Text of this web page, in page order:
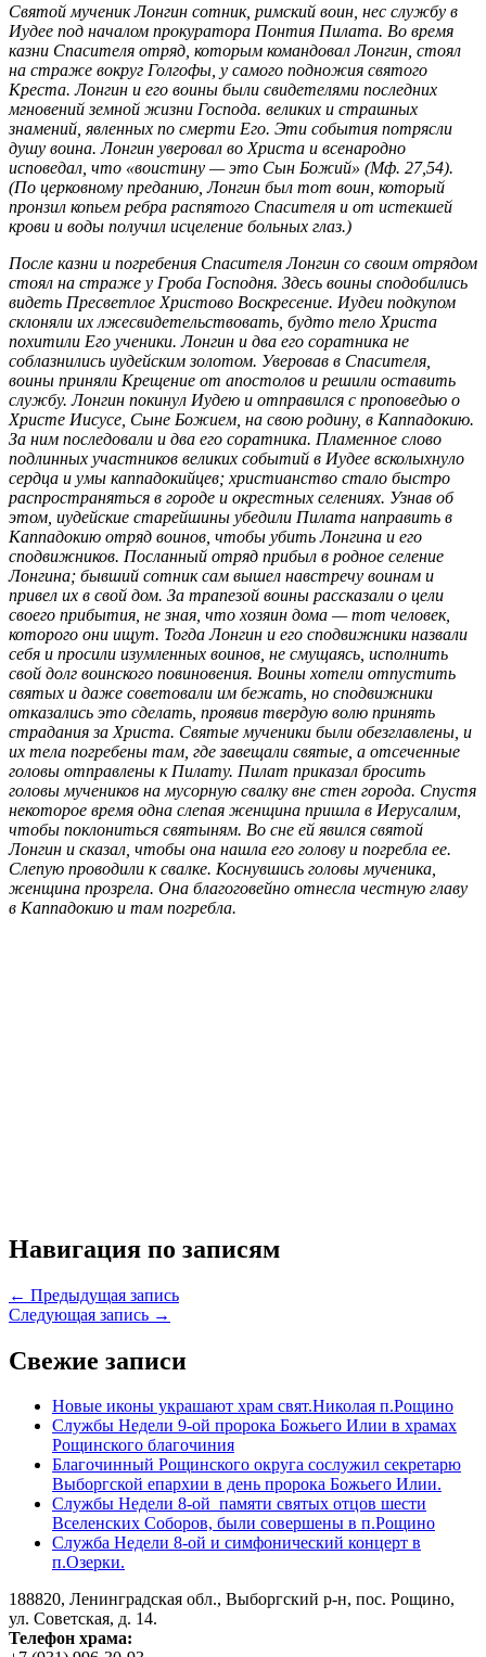
Святой мученик Лонгин сотник, римский воин, нес службу в
Иудее под началом прокуратора Понтия Пилата. Во время
казни Спасителя отряд, которым командовал Лонгин, стоял
на страже вокруг Голгофы, у самого подножия святого
Креста. Лонгин и его воины были свидетелями последних
мгновений земной жизни Господа. великих и страшных
знамений, явленных по смерти Его. Эти события потрясли
душу воина. Лонгин уверовал во Христа и всенародно
исповедал, что «воистину — это Сын Божий» (Мф. 27,54).
(По церковному преданию, Лонгин был тот воин, который
пронзил копьем ребра распятого Спасителя и от истекшей
крови и воды получил исцеление больных глаз.)
После казни и погребения Спасителя Лонгин со своим отрядом
стоял на страже у Гроба Господня. Здесь воины сподобились
видеть Пресветлое Христово Воскресение. Иудеи подкупом
склоняли их лжесвидетельствовать, будто тело Христа
похитили Его ученики. Лонгин и два его соратника не
соблазнились иудейским золотом. Уверовав в Спасителя,
воины приняли Крещение от апостолов и решили оставить
службу. Лонгин покинул Иудею и отправился с проповедью о
Христе Иисусе, Сыне Божием, на свою родину, в Каппадокию.
За ним последовали и два его соратника. Пламенное слово
подлинных участников великих событий в Иудее всколыхнуло
сердца и умы каппадокийцев; христианство стало быстро
распространяться в городе и окрестных селениях. Узнав об
этом, иудейские старейшины убедили Пилата направить в
Каппадокию отряд воинов, чтобы убить Лонгина и его
сподвижников. Посланный отряд прибыл в родное селение
Лонгина; бывший сотник сам вышел навстречу воинам и
привел их в свой дом. За трапезой воины рассказали о цели
своего прибытия, не зная, что хозяин дома — тот человек,
которого они ищут. Тогда Лонгин и его сподвижники назвали
себя и просили изумленных воинов, не смущаясь, исполнить
свой долг воинского повиновения. Воины хотели отпустить
святых и даже советовали им бежать, но сподвижники
отказались это сделать, проявив твердую волю принять
страдания за Христа. Святые мученики были обезглавлены, и
их тела погребены там, где завещали святые, а отсеченные
головы отправлены к Пилату. Пилат приказал бросить
головы мучеников на мусорную свалку вне стен города. Спустя
некоторое время одна слепая женщина пришла в Иерусалим,
чтобы поклониться святыням. Во сне ей явился святой
Лонгин и сказал, чтобы она нашла его голову и погребла ее.
Слепую проводили к свалке. Коснувшись головы мученика,
женщина прозрела. Она благоговейно отнесла честную главу
в Каппадокию и там погребла.
Навигация по записям
← Предыдущая запись
Следующая запись →
Свежие записи
Новые иконы украшают храм свят.Николая п.Рощино
Службы Недели 9-ой пророка Божьего Илии в храмах
Рощинского благочиния
Благочинный Рощинского округа сослужил секретарю
Выборгской епархии в день пророка Божьего Илии.
Службы Недели 8-ой памяти святых отцов шести
Вселенских Соборов, были совершены в п.Рощино
Служба Недели 8-ой и симфонический концерт в
п.Озерки.
188820, Ленинградская обл., Выборгский р-н, пос. Рощино,
ул. Советская, д. 14.
Телефон храма: